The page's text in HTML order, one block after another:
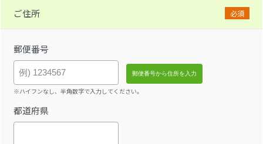
ご住所 必須
郵便番号
※ハイフンなし、半角数字で入力してください。
都道府県